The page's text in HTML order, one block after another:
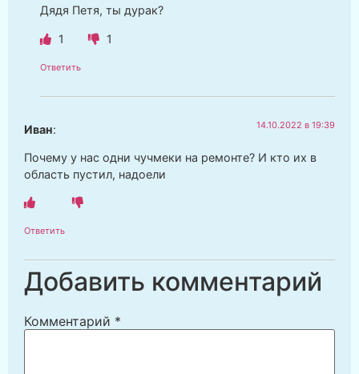
Дядя Петя, ты дурак?
1 1
Ответить
Иван: 14.10.2022 в 19:39
Почему у нас одни чучмеки на ремонте? И кто их в
область пустил, надоели
Ответить
Добавить комментарий
Комментарий *